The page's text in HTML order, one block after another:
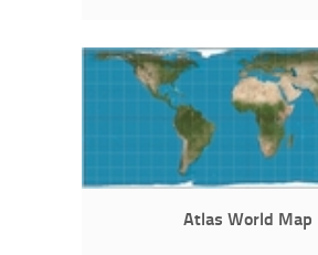
Atlas World Map